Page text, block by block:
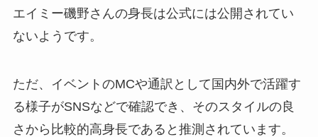
エイミー磯野さんの身長は公式には公開されてい
ないようです。
ただ、イベントのMCや通訳として国内外で活躍す
る様子がSNSなどで確認でき、そのスタイルの良
さから比較的高身長であると推測されています。